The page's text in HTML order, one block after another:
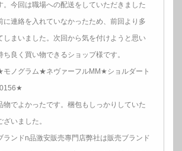
。今回は職場への配送をしていただきました
に連絡を入れていなかったため、前回より多
しまいました。次回から気を付けようと思い
ち良く買い物できるショップ様です。
ノグラム★ネヴァーフルMM★ショルダート
物でよかったです。梱包もしっかりしていた
いました。
ランドn品激安販売專門店弊社は販売ブランド